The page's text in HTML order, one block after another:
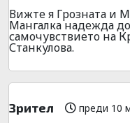
Вижте я Грозната и
Мангалка надежда
самочувствието на
Станкулова.
Зрител преди 10